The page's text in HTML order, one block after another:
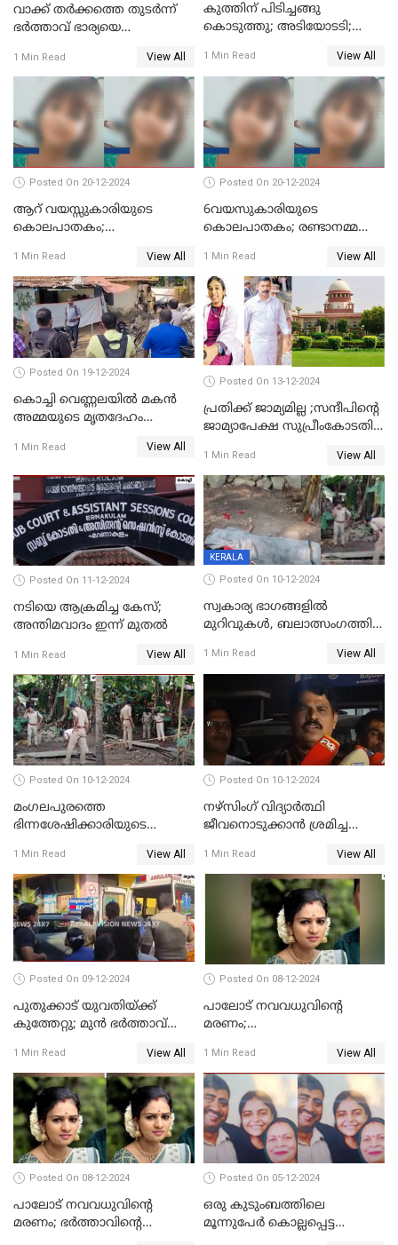
വാക്ക് തര്‍ക്കത്തെ തുടര്‍ന്ന്
ഭര്‍ത്താവ് ഭാര്യയെ
1 Min Read View All
കുത്തിന് പിടിച്ചങ്ങു
കൊടുത്തു; അടിയോടടി;
ശല്യം ചെയ്തയാളെ 26 തവണ
മുഖത്തടിച്ച് അധ്യാപിക
1 Min Read View All
Posted On 20-12-2024
ആറ് വയസ്സുകാരിയുടെ
കൊലപാതകം;
ബന്ധമില്ലെന്ന് സ്ഥിരീകരണം
1 Min Read View All
Posted On 20-12-2024
6വയസുകാരിയുടെ
കൊലപാതകം; രണ്ടാനമ്മയെ
1 Min Read View All
Posted On 19-12-2024
കൊച്ചി വെണ്ണലയില്‍ മകന്‍
അമ്മയുടെ മൃതദേഹം
1 Min Read View All
Posted On 13-12-2024
പ്രതിക്ക് ജാമ്യമില്ല ;സന്ദീപിന്റെ
ജാമ്യാപേക്ഷ സുപ്രീംകോടതി
1 Min Read View All
Posted On 11-12-2024
നടിയെ ആക്രമിച്ച കേസ്;
അന്തിമവാദം ഇന്ന് മുതല്‍
1 Min Read View All
KERALA
Posted On 10-12-2024
സ്വകാര്യ ഭാഗങ്ങളിൽ
മുറിവുകൾ, ബലാത്സംഗത്തിന്
കൊലപാതകത്തില്‍
പോസ്റ്റ്‌മോർട്ടം റിപ്പോർട്ട്
1 Min Read View All
Posted On 10-12-2024
മംഗലപുരത്തെ
ഭിന്നശേഷിക്കാരിയുടെ
സംശയിക്കുന്നയാള്‍
കസ്റ്റഡിയില്‍
1 Min Read View All
Posted On 10-12-2024
നഴ്‌സിംഗ് വിദ്യാർത്ഥി
ജീവനൊടുക്കാന്‍ ശ്രമിച്ച
മാറ്റിയതായി മൻസൂർ
ആശുപത്രി എം.ഡി ഷംസുദ്ദീൻ
1 Min Read View All
Posted On 09-12-2024
പുതുക്കാട് യുവതിയ്ക്ക്
കുത്തേറ്റു; മുൻ ഭർത്താവ്
1 Min Read View All
Posted On 08-12-2024
പാലോട് നവവധുവിന്റെ
മരണം;
സ്ഥിരീകരിച്ച് പൊലീസ്
1 Min Read View All
Posted On 08-12-2024
പാലോട് നവവധുവിന്റെ
മരണം; ഭര്‍ത്താവിന്റെ
Posted On 05-12-2024
ഒരു കുടുംബത്തിലെ
മൂന്നുപേര്‍ കൊല്ലപ്പെട്ട